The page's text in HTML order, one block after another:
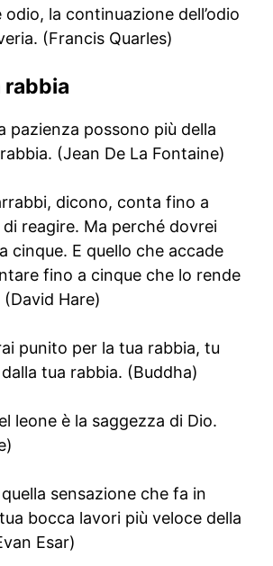
odio, la continuazione dell’odio
(Francis Quarles)
rabbia
pazienza possono più della
(Jean De La Fontaine)
dicono, conta fino a
reagire. Ma perché dovrei
cinque. E quello che accade
fino a cinque che lo rende
Hare)
punito per la tua rabbia, tu
tua rabbia. (Buddha)
leone è la saggezza di Dio.
sensazione che fa in
bocca lavori più veloce della
Esar)